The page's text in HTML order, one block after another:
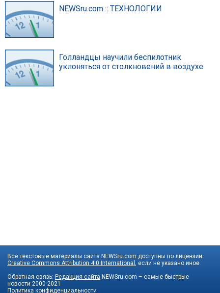
NEWSru.com :: ТЕХНОЛОГИИ
Голландцы научили беспилотник
уклоняться от столкновений в воздухе
Все текстовые материалы сайта NEWSru.com доступны по лицензии:
Creative Commons Attribution 4.0 International
, если не указано иное.
Обратная связь: Редакция сайта NEWSru.com – самые быстрые
новости 2000-2021
Политика конфиденциальности